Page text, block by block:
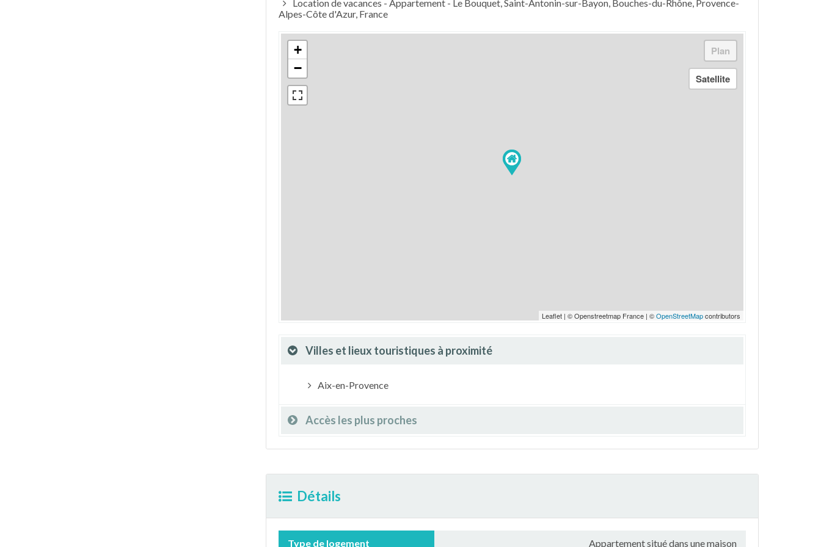
Location de vacances - Appartement - Le Bouquet, Saint-Antonin-sur-Bayon, Bouches-du-Rhône, Provence-
Alpes-Côte d'Azur, France
+
−
Leaflet | © Openstreetmap France | ©OpenStreetMapcontributors
Villes et lieux touristiques à proximité
Aix-en-Provence
Accès les plus proches
Détails
Type de logement Appartement situé dans une maison